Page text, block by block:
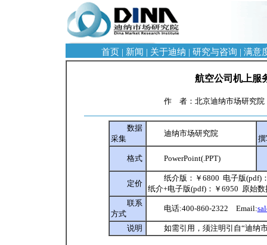
首页 | 新闻 | 关于迪纳 | 研究与咨询 | 满意
航空公司机上服
作 者：北京迪纳市场研究
数据
采集
迪纳市场研究院
格式 PowerPoint(.PPT)
定价
纸介版：￥6800 电子版(pdf)
纸介+电子版(pdf)：￥6950 原始
联系
方式
电话:400-860-2322 Email:
说明 如需引用，须注明引自“迪纳